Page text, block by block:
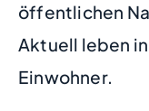
öffentlichen
Aktuell leben in
Einwohner.